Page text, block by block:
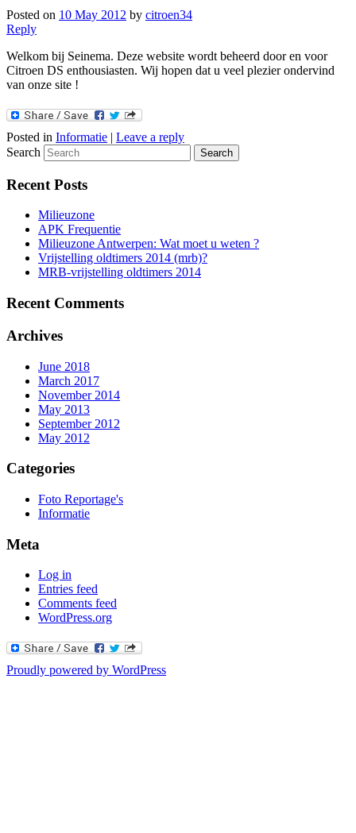
Posted on 10 May 2012 by citroen34
Reply
Welkom bij Seinema. Deze website wordt beheerd door en voor
Citroen DS enthousiasten. Wij hopen dat u veel plezier ondervind
van onze site !
Posted in Informatie | Leave a reply
Search
Recent Posts
Milieuzone
APK Frequentie
Milieuzone Antwerpen: Wat moet u weten ?
Vrijstelling oldtimers 2014 (mrb)?
MRB-vrijstelling oldtimers 2014
Recent Comments
Archives
June 2018
March 2017
November 2014
May 2013
September 2012
May 2012
Categories
Foto Reportage's
Informatie
Meta
Log in
Entries feed
Comments feed
WordPress.org
Proudly powered by WordPress